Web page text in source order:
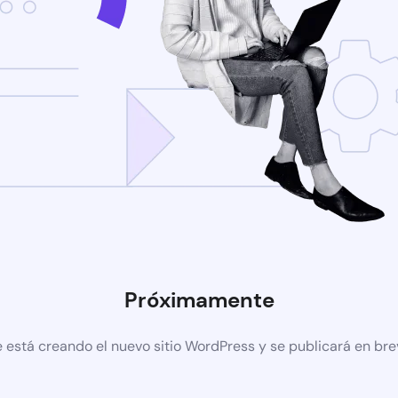
Próximamente
está creando el nuevo sitio WordPress y se publicará en